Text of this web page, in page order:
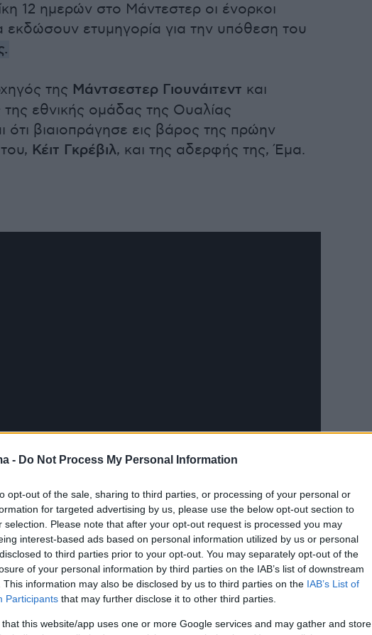
- Do Not Process My Personal Information
opt-out of the sale, sharing to third parties, or processing of your personal or
for targeted advertising by us, please use the below opt-out section to
selection. Please note that after your opt-out request is processed you may
interest-based ads based on personal information utilized by us or personal
to third parties prior to your opt-out. You may separately opt-out of the
of your personal information by third parties on the IAB’s list of downstream
This information may also be disclosed by us to third parties on the IAB’s List of
Participants that may further disclose it to other third parties.
that this website/app uses one or more Google services and may gather and store
12 ημερών στο Μάντεστερ οι ένορκοι
εκδώσουν ετυμηγορία για την υπόθεση του
της Μάντσεστερ Γιουνάιτεντ και
εθνικής ομάδας της Ουαλίας
ότι βιαιοπράγησε εις βάρος της πρώην
Κέιτ Γκρέβιλ, και της αδερφής της, Έμα.